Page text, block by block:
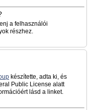
a felhasználói
részhez.
készítette, adta ki, és
Public License alatt
lásd a linket.